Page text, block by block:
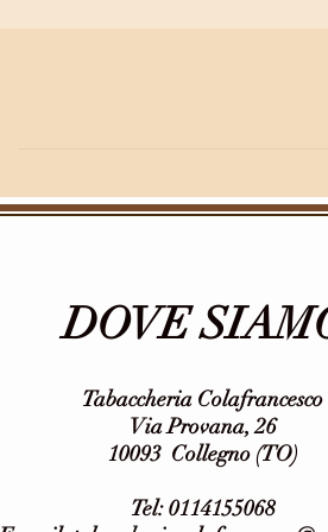
DOVE
Tabaccheria Colafrancesco
Via Provana, 26
10093 Collegno (TO)
Tel: 0114155068